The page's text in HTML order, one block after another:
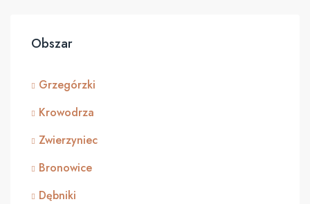
Obszar
Grzegórzki
Krowodrza
Zwierzyniec
Bronowice
Dębniki